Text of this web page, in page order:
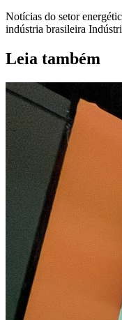
Notícias do setor
indústria brasileira
Leia também